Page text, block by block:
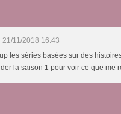
21/11/2018 16:43
les séries basées sur des
la saison 1 pour voir ce que me